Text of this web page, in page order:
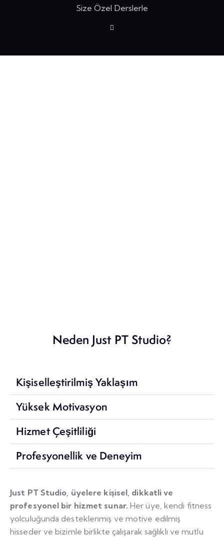
Size Özel Derslerle
Neden Just PT Studio?
Kişiselleştirilmiş Yaklaşım
Yüksek Motivasyon
Hizmet Çeşitliliği
Profesyonellik ve Deneyim
Just PT Studio, üyelere kişisel, dikkatli ve
profesyonel bir hizmet sunar.Her üye, kendi fitness
yolculuğunda desteklenmiş ve motive edilmiş
hisseder ve bizimle birlikte çalışarak sağlıklı ve mutlu